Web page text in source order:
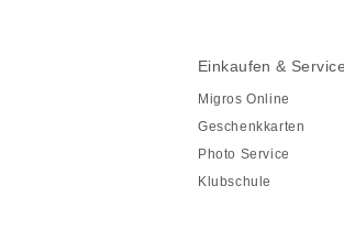
Einkaufen &
Migros Online
Geschenkkarten
Photo Service
Klubschule